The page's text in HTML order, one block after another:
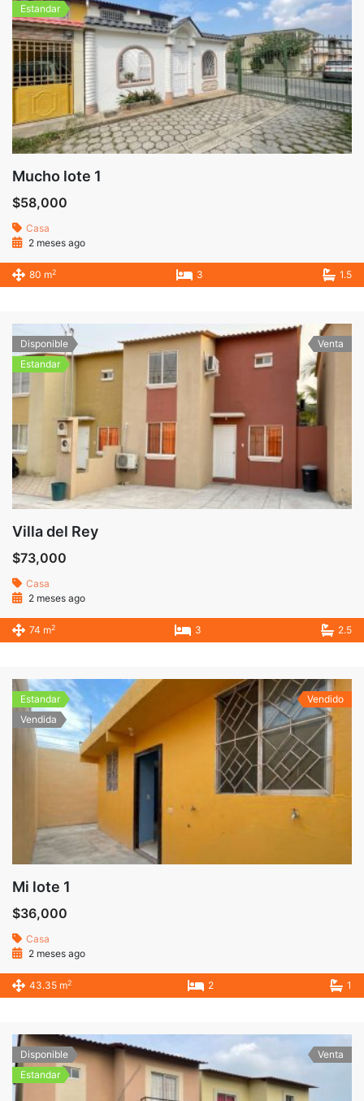
Estandar
Mucho lote 1
$58,000
Casa
2 meses ago
80 m2 3 1.5
Disponible
Estandar
Venta
Villa del Rey
$73,000
Casa
2 meses ago
74 m2 3 2.5
Estandar
Vendida
Vendido
Mi lote 1
$36,000
Casa
2 meses ago
43.35 m2 2 1
Disponible
Estandar
Venta